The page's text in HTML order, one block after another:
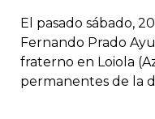
El pasado sábado,
Fernando Prado
fraterno en Loiola
permanentes de la